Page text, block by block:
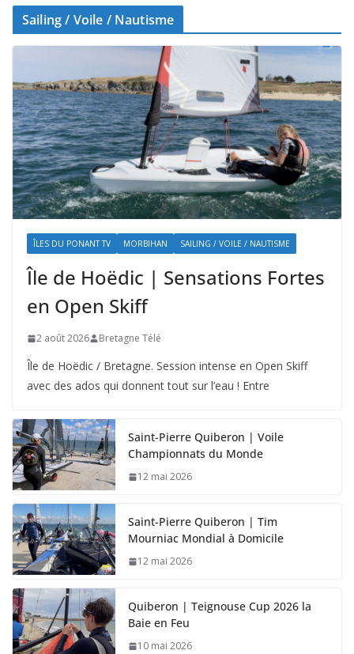
Sailing / Voile / Nautisme
ÎLES DU PONANT TV MORBIHAN SAILING / VOILE / NAUTISME
Île de Hoëdic | Sensations Fortes
en Open Skiff
2 août 2026 Bretagne Télé
Île de Hoëdic / Bretagne. Session intense en Open Skiff
avec des ados qui donnent tout sur l’eau ! Entre
Saint-Pierre Quiberon | Voile
Championnats du Monde
12 mai 2026
Saint-Pierre Quiberon | Tim
Mourniac Mondial à Domicile
12 mai 2026
Quiberon | Teignouse Cup 2026 la
Baie en Feu
10 mai 2026